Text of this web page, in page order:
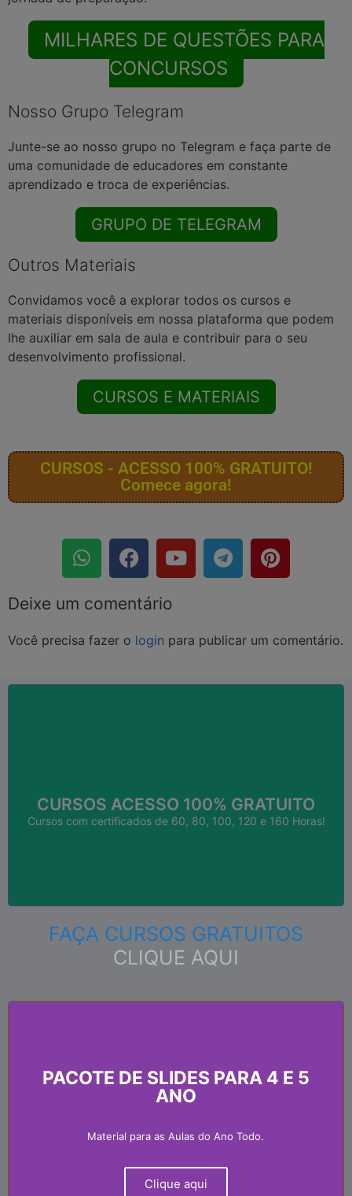
MILHARES DE QUESTÕES PARA
CONCURSOS
Nosso Grupo Telegram
Junte-se ao nosso grupo no Telegram e faça parte de
uma comunidade de educadores em constante
aprendizado e troca de experiências.
GRUPO DE TELEGRAM
Outros Materiais
Convidamos você a explorar todos os cursos e
materiais disponíveis em nossa plataforma que podem
lhe auxiliar em sala de aula e contribuir para o seu
desenvolvimento profissional.
CURSOS E MATERIAIS
CURSOS - ACESSO 100% GRATUITO!
Comece agora!
Deixe um comentário
Você precisa fazer o login para publicar um comentário.
CURSOS ACESSO 100% GRATUITO
Cursos com certificados de 60, 80, 100, 120 e 160 Horas!
Válido em todo o Brasil! Útil para: Faculdades;
Empregos; Currículos; Qualificação; Aperfeiçoamento,
FAÇA CURSOS GRATUITOS
CLIQUE AQUI
PACOTE DE SLIDES PARA 4 E 5
ANO
Material para as Aulas do Ano Todo.
Clique aqui